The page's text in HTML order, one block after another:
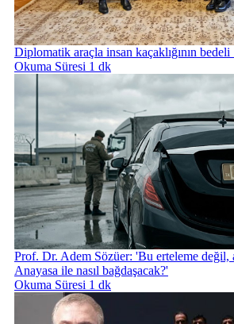
Diplomatik araçla insan kaçaklığının
Okuma Süresi 1 dk
Prof. Dr. Adem Sözüer: 'Bu erteleme değil,
Anayasa ile nasıl bağdaşacak?'
Okuma Süresi 1 dk